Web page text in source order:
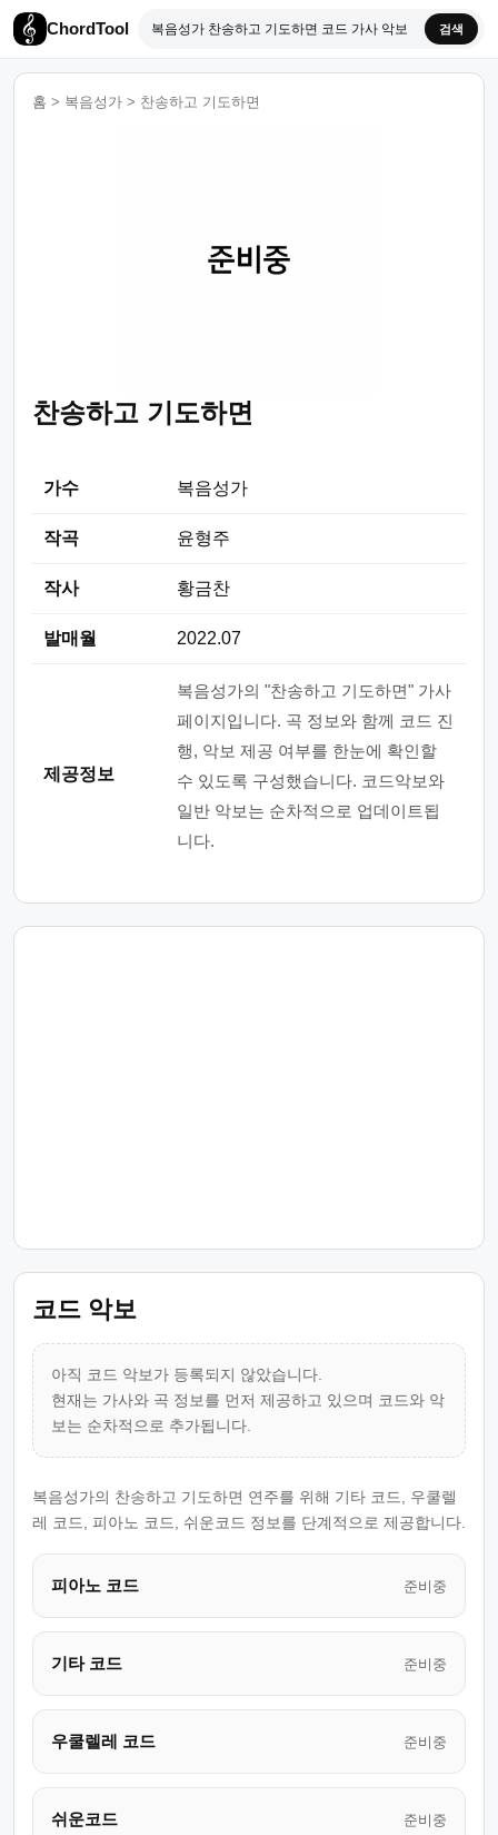
ChordTool 검색
홈 > 복음성가 > 찬송하고 기도하면
찬송하고 기도하면
가수 복음성가
작곡 윤형주
작사 황금찬
발매월 2022.07
제공정보
복음성가의 "찬송하고 기도하면" 가사
페이지입니다. 곡 정보와 함께 코드 진
행, 악보 제공 여부를 한눈에 확인할
수 있도록 구성했습니다. 코드악보와
일반 악보는 순차적으로 업데이트됩
니다.
코드 악보
아직 코드 악보가 등록되지 않았습니다.
현재는 가사와 곡 정보를 먼저 제공하고 있으며 코드와 악
보는 순차적으로 추가됩니다.
복음성가의 찬송하고 기도하면 연주를 위해 기타 코드, 우쿨렐
레 코드, 피아노 코드, 쉬운코드 정보를 단계적으로 제공합니다.
피아노 코드 준비중
기타 코드 준비중
우쿨렐레 코드 준비중
쉬운코드 준비중